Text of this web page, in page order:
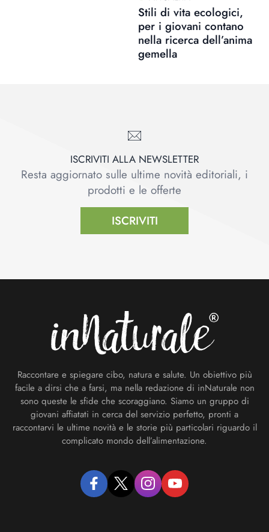
Stili di vita ecologici,
per i giovani contano
nella ricerca dell’anima
gemella
ISCRIVITI ALLA NEWSLETTER
Resta aggiornato sulle ultime novità editoriali, i
prodotti e le offerte
ISCRIVITI
Raccontare e spiegare cibo, natura e salute. Un obiettivo più
facile a dirsi che a farsi, ma nella redazione di inNaturale non
sono queste le sfide che scoraggiano. Siamo un gruppo di
giovani affiatati in cerca del servizio perfetto, pronti a
raccontarvi le ultime novità e le storie più particolari riguardo il
complicato mondo dell’alimentazione.
facebooktwitter instagramyoutube